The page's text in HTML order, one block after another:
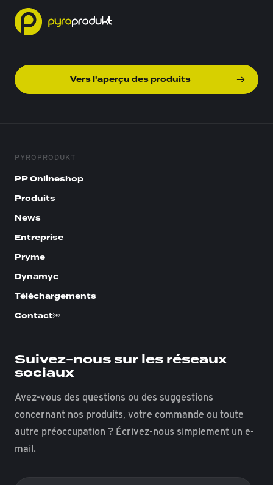
Vers l'aperçu des produits
PYROPRODUKT
PP Onlineshop
Produits
News
Entreprise
Pryme
Dynamyc
Téléchargements
Contact￼
Suivez-nous sur les réseaux
sociaux
Avez-vous des questions ou des suggestions
concernant nos produits, votre commande ou toute
autre préoccupation ? Écrivez-nous simplement un e-
mail.